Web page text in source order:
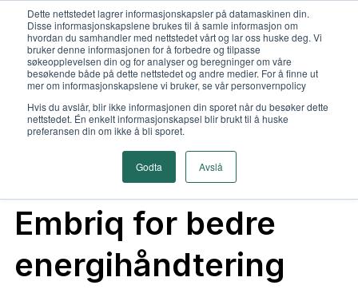
Dette nettstedet lagrer informasjonskapsler på datamaskinen din.
Disse informasjonskapslene brukes til å samle informasjon om
hvordan du samhandler med nettstedet vårt og lar oss huske deg. Vi
bruker denne informasjonen for å forbedre og tilpasse
søkeopplevelsen din og for analyser og beregninger om våre
besøkende både på dette nettstedet og andre medier. For å finne ut
mer om informasjonskapslene vi bruker, se vår personvernpolicy
Hvis du avslår, blir ikke informasjonen din sporet når du besøker dette
nettstedet. Én enkelt informasjonskapsel blir brukt til å huske
preferansen din om ikke å bli sporet.
Godta Avslå
Eviny Fornybar
velger Quant fra
Embriq for bedre
energihåndtering